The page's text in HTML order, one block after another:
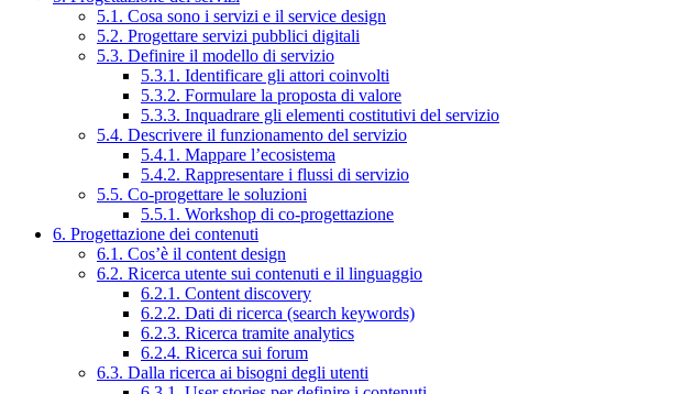
5.1. Cosa sono i servizi e il service design
5.2. Progettare servizi pubblici digitali
5.3. Definire il modello di servizio
5.3.1. Identificare gli attori coinvolti
5.3.2. Formulare la proposta di valore
5.3.3. Inquadrare gli elementi costitutivi del servizio
5.4. Descrivere il funzionamento del servizio
5.4.1. Mappare l’ecosistema
5.4.2. Rappresentare i flussi di servizio
5.5. Co-progettare le soluzioni
5.5.1. Workshop di co-progettazione
6. Progettazione dei contenuti
6.1. Cos’è il content design
6.2. Ricerca utente sui contenuti e il linguaggio
6.2.1. Content discovery
6.2.2. Dati di ricerca (search keywords)
6.2.3. Ricerca tramite analytics
6.2.4. Ricerca sui forum
6.3. Dalla ricerca ai bisogni degli utenti